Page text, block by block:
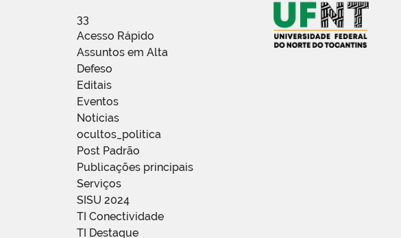
33
Acesso Rápido
Assuntos em Alta
Defeso
Editais
Eventos
Notícias
ocultos_politica
Post Padrão
Publicações principais
Serviços
SISU 2024
TI Conectividade
TI Destaque